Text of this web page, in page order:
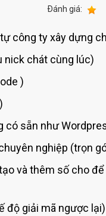
Ðánh giá:
tự công ty xây dựng
nick chát cùng lúc)
)
có sẵn như
nghiệp (trọn
và thêm số chođể
độ giải mã ngược lại)